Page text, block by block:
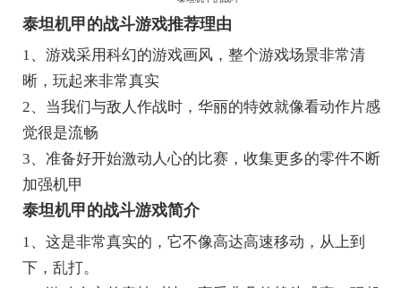
泰坦机甲的战斗游戏推荐理由
1、游戏采用科幻的游戏画风，整个游戏场景非常清
晰，玩起来非常真实
2、当我们与敌人作战时，华丽的特效就像看动作片感
觉很是流畅
3、准备好开始激动人心的比赛，收集更多的零件不断
加强机甲
泰坦机甲的战斗游戏简介
1、这是非常真实的，它不像高达高速移动，从上到
下，乱打。